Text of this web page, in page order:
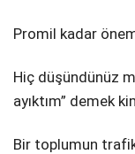
Promil kadar
Hiç düşündünüz
ayıktım” demek
Bir toplumun